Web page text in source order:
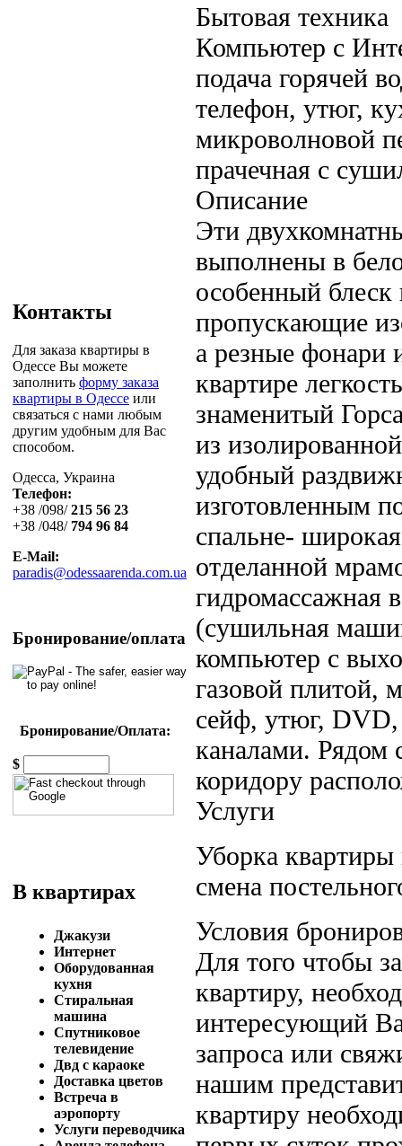
Контакты
Для заказа квартиры в
Одессе Вы можете
заполнить форму заказа
квартиры в Одессе или
связаться с нами любым
другим удобным для Вас
способом.
Одесса, Украина
Телефон:
+38 /098/215 56 23
+38 /048/ 794 96 84
E-Mail:
paradis@odessaarenda.com.ua
Бронирование/оплата
Бронирование/Оплата:
$
В квартирах
Джакузи
Интернет
Оборудованная
кухня
Стиральная
машина
Спутниковое
телевидение
Двд с караоке
Доставка цветов
Встреча в
аэропорту
Услуги переводчика
Бытовая техника
Компьютер с
подача горячей
телефон, утюг,
микроволновой
прачечная с
Описание
Эти
выполнены в
особенный
пропускающие
а резные фонари
квартире
знаменитый
из
удобный
изготовленным
спальне-
отделанной
гидромассажная
(сушильная
компьютер с
газовой плитой,
сейф, утюг, DVD,
каналами. Рядом
коридору
Услуги
Уборка квартиры
смена
Условия
Для того чтобы
квартиру,
интересующий
запроса или
нашим
квартиру